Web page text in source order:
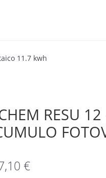
Shop
11.7 kwh
RESU 12
€